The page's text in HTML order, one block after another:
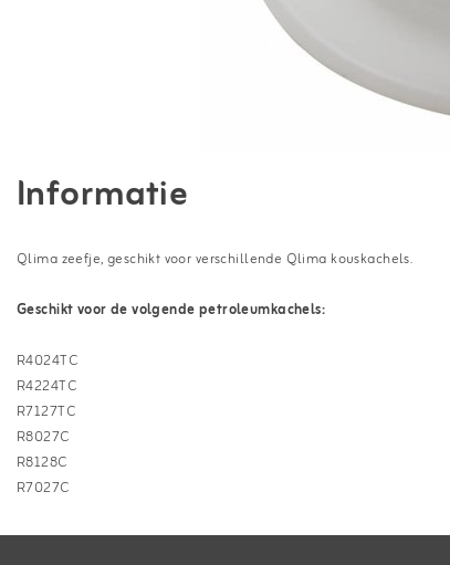
Informatie
Qlima zeefje, geschikt voor verschillende Qlima kouskachels.
Geschikt voor de volgende petroleumkachels:
R4024TC
R4224TC
R7127TC
R8027C
R8128C
R7027C